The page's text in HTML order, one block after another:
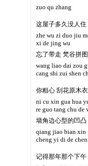
zuo qu zhang
这屋子多久没人
zhe wu zi duo jiu
xi de jing wu
忘了带走 梵谷拼
wang liao dai zou
cang shi zui shen
你粗心 刮花原木
ni cu xin gua hua
re guo tang chu de
墙角边心型的凹
qiang jiao bian xin
cheng yi di de
记得那年那个下